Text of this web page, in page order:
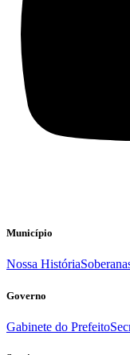
Município
Nossa História
Governo
Gabinete do Prefeito